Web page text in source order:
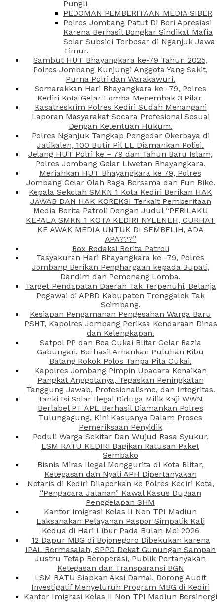
Pungli
PEDOMAN PEMBERITAAN MEDIA SIBER
Polres Jombang Patut Di Beri Apresiasi
Karena Berhasil Bongkar Sindikat Mafia
Solar Subsidi Terbesar di Nganjuk Jawa
Timur.
Sambut HUT Bhayangkara ke-79 Tahun 2025,
Polres Jombang Kunjungi Anggota Yang Sakit,
Purna Polri dan Warakawuri.
Semarakkan Hari Bhayangkara ke -79, Polres
Kediri Kota Gelar Lomba Menembak 3 Pilar.
Kasatreskrim Polres Kediri Sudah Menangani
Laporan Masyarakat Secara Profesional Sesuai
Dengan Ketentuan Hukum.
Polres Nganjuk Tangkap Pengedar Okerbaya di
Jatikalen, 100 Butir Pil LL Diamankan Polisi.
Jelang HUT Polri ke – 79 dan Tahun Baru Islam,
Polres Jombang Gelar Liwetan Bhayangkara.
Meriahkan HUT Bhayangkara ke 79, Polres
Jombang Gelar Olah Raga Bersama dan Fun Bike.
Kepala Sekolah SMKN 1 Kota Kediri Berikan HAK
JAWAB DAN HAK KOREKSI Terkait Pemberitaan
Media Berita Patroli Dengan Judul “PERILAKU
KEPALA SMKN 1 KOTA KEDIRI NYLENEH, CURHAT
KE AWAK MEDIA UNTUK DI SEMBELIH, ADA
APA???”
Box Redaksi Berita Patroli
Tasyakuran Hari Bhayangkara ke -79, Polres
Jombang Berikan Penghargaan kepada Bupati,
Dandim dan Pemenang Lomba.
Target Pendapatan Daerah Tak Terpenuhi, Belanja
Pegawai di APBD Kabupaten Trenggalek Tak
Seimbang.
Kesiapan Pengamanan Pengesahan Warga Baru
PSHT, Kapolres Jombang Periksa Kendaraan Dinas
dan Kelengkapan.
Satpol PP dan Bea Cukai Blitar Gelar Razia
Gabungan, Berhasil Amankan Puluhan Ribu
Batang Rokok Polos Tanpa Pita Cukai.
Kapolres Jombang Pimpin Upacara Kenaikan
Pangkat Anggotanya, Tegaskan Peningkatan
Tanggung Jawab, Profesionalisme, dan Integritas.
Tanki Isi Solar Ilegal Diduga Milik Kaji WWN
Berlabel PT APE Berhasil Diamankan Polres
Tulungagung, Kini Kasusnya Dalam Proses
Pemeriksaan Penyidik
Peduli Warga Sekitar Dan Wujud Rasa Syukur,
LSM RATU KEDIRI Bagikan Ratusan Paket
Sembako
Bisnis Miras Ilegal Menggurita di Kota Blitar,
Ketegasan dan Nyali APH Dipertanyakan
Notaris di Kediri Dilaporkan ke Polres Kediri Kota,
“Pengacara Jalanan” Kawal Kasus Dugaan
Penggelapan SHM
Kantor Imigrasi Kelas II Non TPI Madiun
Laksanakan Pelayanan Paspor Simpatik Kali
Kedua di Hari Libur Pada Bulan Mei 2026
12 Dapur MBG di Bojonegoro Dibekukan karena
IPAL Bermasalah, SPPG Dekat Gunungan Sampah
Justru Tetap Beroperasi, Publik Pertanyakan
Ketegasan dan Transparansi BGN
LSM RATU Siapkan Aksi Damai, Dorong Audit
Investigatif Menyeluruh Program MBG di Kediri
Kantor Imigrasi Kelas II Non TPI Madiun Bersinergi